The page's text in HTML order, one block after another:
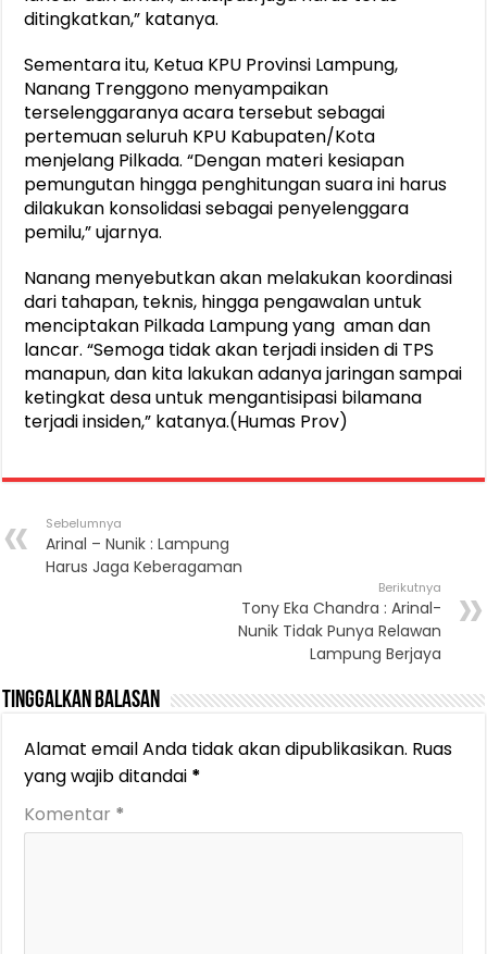
ditingkatkan,” katanya.
Sementara itu, Ketua KPU Provinsi Lampung,
Nanang Trenggono menyampaikan
terselenggaranya acara tersebut sebagai
pertemuan seluruh KPU Kabupaten/Kota
menjelang Pilkada. “Dengan materi kesiapan
pemungutan hingga penghitungan suara ini harus
dilakukan konsolidasi sebagai penyelenggara
pemilu,” ujarnya.
Nanang menyebutkan akan melakukan koordinasi
dari tahapan, teknis, hingga pengawalan untuk
menciptakan Pilkada Lampung yang aman dan
lancar. “Semoga tidak akan terjadi insiden di TPS
manapun, dan kita lakukan adanya jaringan sampai
ketingkat desa untuk mengantisipasi bilamana
terjadi insiden,” katanya.(Humas Prov)
Sebelumnya
Arinal – Nunik : Lampung
Harus Jaga Keberagaman
Berikutnya
Tony Eka Chandra : Arinal-
Nunik Tidak Punya Relawan
Lampung Berjaya
Tinggalkan Balasan
Alamat email Anda tidak akan dipublikasikan. Ruas
yang wajib ditandai *
Komentar *